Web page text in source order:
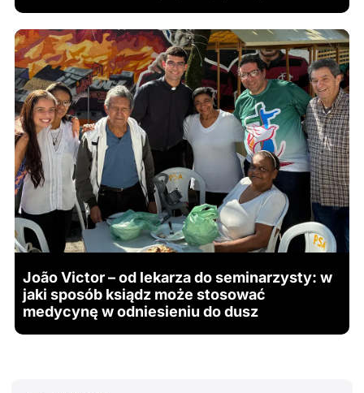
João Victor – od lekarza do seminarzysty: w
jaki sposób ksiądz może stosować
medycynę w odniesieniu do dusz